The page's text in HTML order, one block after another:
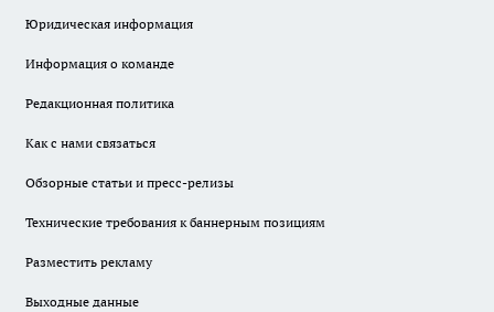
Юридическая информация
Информация о команде
Редакционная политика
Как с нами связаться
Обзорные статьи и пресс-релизы
Технические требования к баннерным позициям
Разместить рекламу
Выходные данные